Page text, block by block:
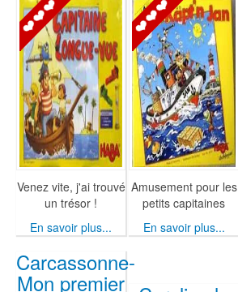
Venez vite, j'ai trouvé
un trésor !
En savoir plus...
Amusement pour les
petits capitaines
En savoir plus...
Carcassonne-
Mon premier